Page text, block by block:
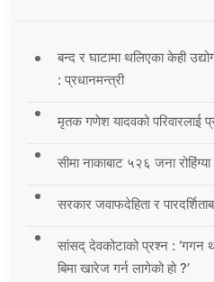
बन्द र घाटामा थलिएका केही
: प्रधानमन्त्री
मृतक गणेश यादवको परिवारलाई
सीमा नाकाबाट ५२६ जना
सरकार जवाफदेहिता र
सांसद् देवकोटाको प्रश्न : ‘गगन
बिमा खारेज गर्न लागेको हो ?’